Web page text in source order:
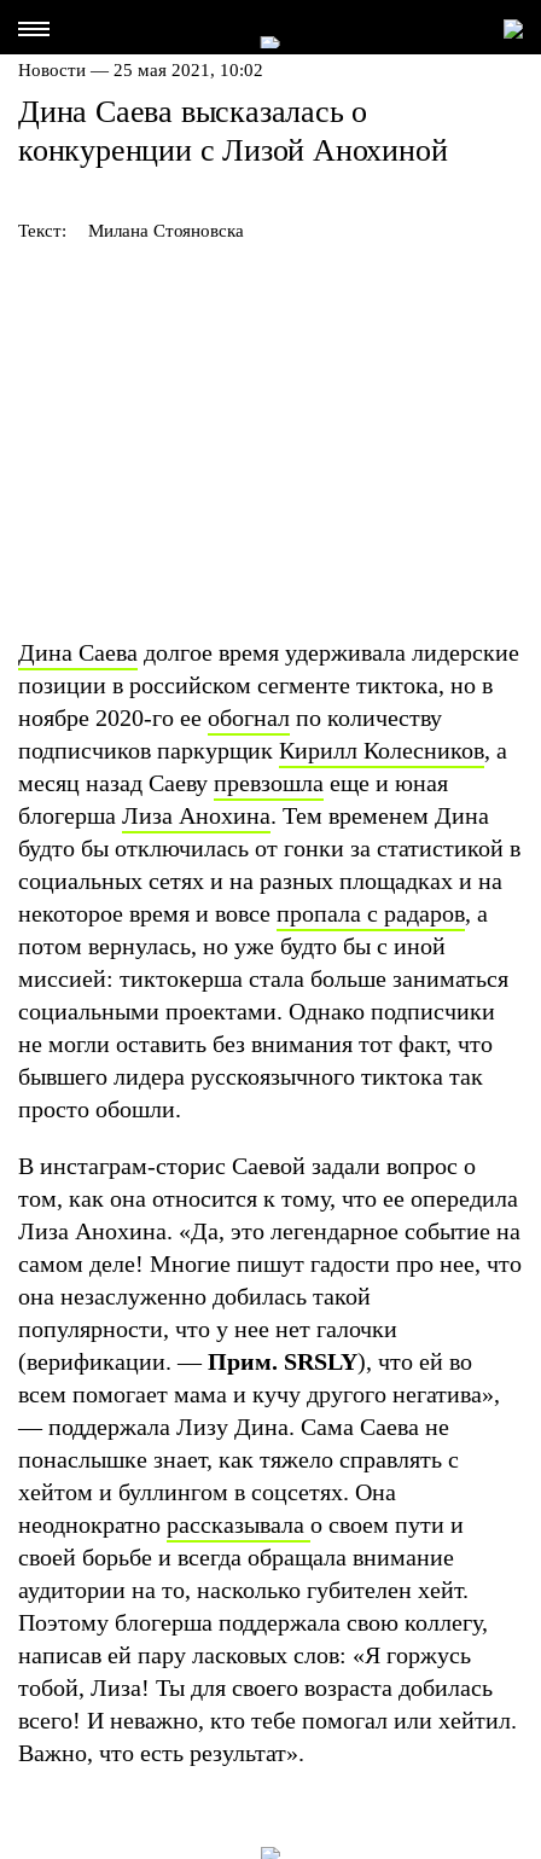
Новости — 25 мая 2021, 10:02
Дина Саева высказалась о
конкуренции с Лизой Анохиной
Текст: Милана Стояновска
Дина Саева долгое время удерживала лидерские
позиции в российском сегменте тиктока, но в
ноябре 2020-го ее обогнал по количеству
подписчиков паркурщик Кирилл Колесников, а
месяц назад Саеву превзошла еще и юная
блогерша Лиза Анохина. Тем временем Дина
будто бы отключилась от гонки за статистикой в
социальных сетях и на разных площадках и на
некоторое время и вовсе пропала с радаров, а
потом вернулась, но уже будто бы с иной
миссией: тиктокерша стала больше заниматься
социальными проектами. Однако подписчики
не могли оставить без внимания тот факт, что
бывшего лидера русскоязычного тиктока так
просто обошли.
В инстаграм-сторис Саевой задали вопрос о
том, как она относится к тому, что ее опередила
Лиза Анохина. «Да, это легендарное событие на
самом деле! Многие пишут гадости про нее, что
она незаслуженно добилась такой
популярности, что у нее нет галочки
(верификации. —Прим. SRSLY), что ей во
всем помогает мама и кучу другого негатива»,
— поддержала Лизу Дина. Сама Саева не
понаслышке знает, как тяжело справлять с
хейтом и буллингом в соцсетях. Она
неоднократно рассказывала о своем пути и
своей борьбе и всегда обращала внимание
аудитории на то, насколько губителен хейт.
Поэтому блогерша поддержала свою коллегу,
написав ей пару ласковых слов: «Я горжусь
тобой, Лиза! Ты для своего возраста добилась
всего! И неважно, кто тебе помогал или хейтил.
Важно, что есть результат».